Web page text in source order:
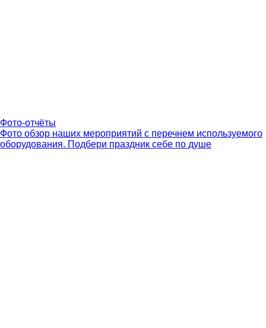
Фото-отчёты
Фото обзор наших мероприятий с перечнем используемого
оборудования. Подбери праздник себе по душе